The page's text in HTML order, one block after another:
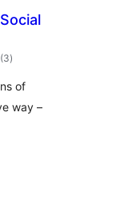
(3कुल
रेटिङ्गहरू
)
of
way –